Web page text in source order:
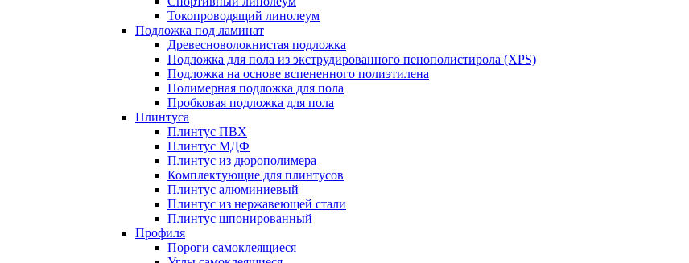
Токопроводящий линолеум
Подложка под ламинат
Древесноволокнистая подложка
Подложка для пола из экструдированного пенополистирола (XPS)
Подложка на основе вспененного полиэтилена
Полимерная подложка для пола
Пробковая подложка для пола
Плинтуса
Плинтус ПВХ
Плинтус МДФ
Плинтус из дюрополимера
Комплектующие для плинтусов
Плинтус алюминиевый
Плинтус из нержавеющей стали
Плинтус шпонированный
Профиля
Пороги самоклеящиеся